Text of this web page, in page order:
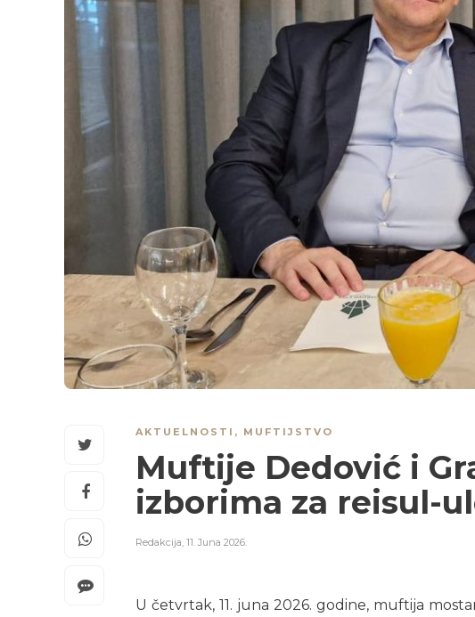
AKTUELNOSTI , MUFTIJSTVO
Muftije Dedović i
izborima za reisul-
Redakcija, 11. Juna 2026.
U četvrtak, 11. juna 2026. godine, muftija